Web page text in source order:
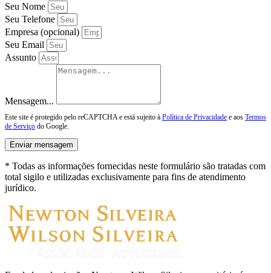
Seu Nome
Seu Telefone
Empresa (opcional)
Seu Email
Assunto
Mensagem...
Este site é protegido pelo reCAPTCHA e está sujeito à Política de Privacidade e aos Termos
de Serviço do Google.
Enviar mensagem
* Todas as informações fornecidas neste formulário são tratadas com
total sigilo e utilizadas exclusivamente para fins de atendimento
jurídico.